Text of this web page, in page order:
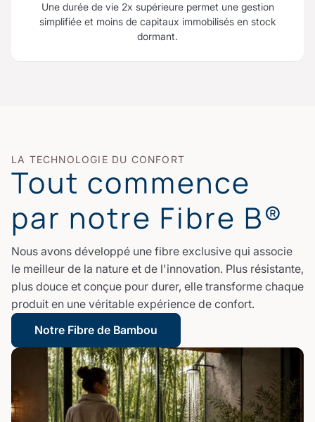
Une durée de vie 2x supérieure permet une gestion
simplifiée et moins de capitaux immobilisés en stock
dormant.
LA TECHNOLOGIE DU CONFORT
Tout commence
par notre Fibre B®
Nous avons développé une fibre exclusive qui associe
le meilleur de la nature et de l'innovation. Plus résistante,
plus douce et conçue pour durer, elle transforme chaque
produit en une véritable expérience de confort.
Notre Fibre de Bambou